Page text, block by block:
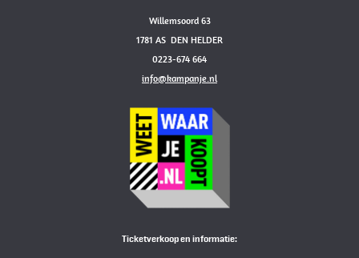
Willemsoord 63
1781 AS DEN HELDER
0223-674 664
info@kampanje.nl
Ticketverkoop en informatie: